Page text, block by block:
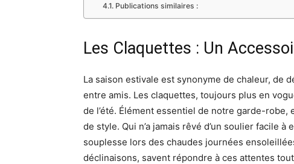
Publications similaires :
Les Claquettes : Un
La saison estivale est synonyme de chaleur, de
entre amis. Les claquettes, toujours plus en
de l’été. Élément essentiel de notre garde-
de style. Qui n’a jamais rêvé d’un soulier facile
souplesse lors des chaudes journées
déclinaisons, savent répondre à ces attentes